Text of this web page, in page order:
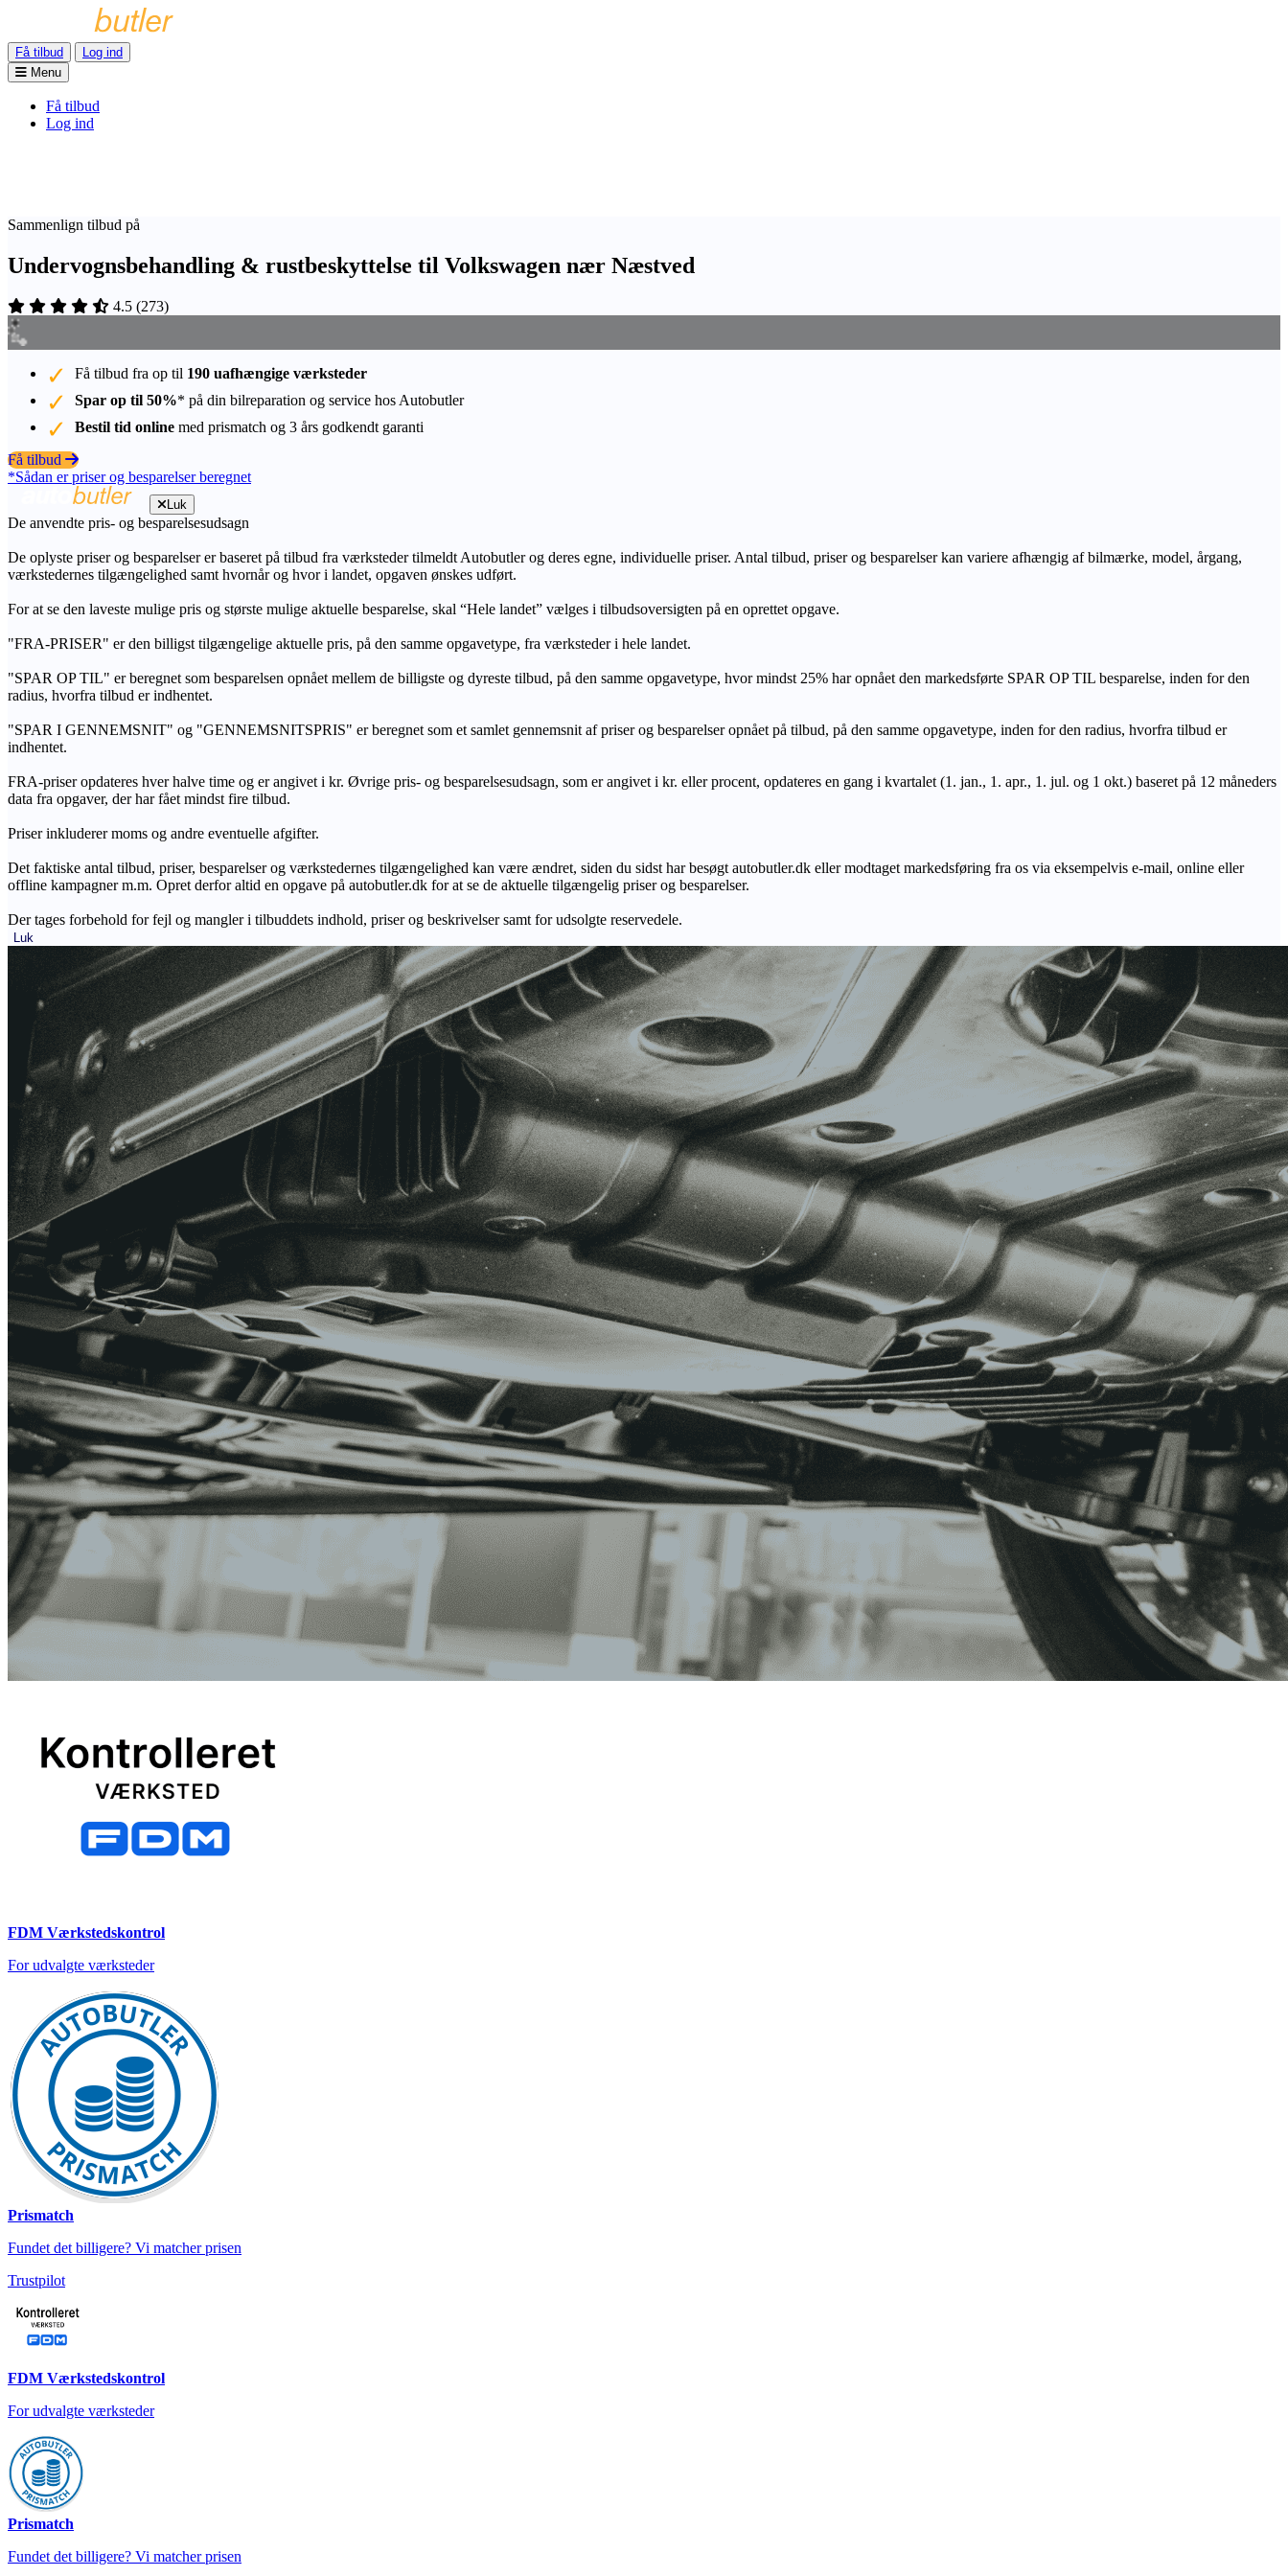
Få tilbud
Log ind
Menu
Få tilbud
Log ind
Sammenlign tilbud på
Undervognsbehandling & rustbeskyttelse til Volkswagen nær Næstved
4.5 (273)
Få tilbud fra op til 190 uafhængige værksteder
Spar op til 50%* på din bilreparation og service hos Autobutler
Bestil tid online med prismatch og 3 års godkendt garanti
Få tilbud
*Sådan er priser og besparelser beregnet
Luk
De anvendte pris- og besparelsesudsagn
De oplyste priser og besparelser er baseret på tilbud fra værksteder tilmeldt Autobutler og deres egne, individuelle priser. Antal tilbud, priser og besparelser kan variere afhængig af bilmærke, model, årgang,
værkstedernes tilgængelighed samt hvornår og hvor i landet, opgaven ønskes udført.
For at se den laveste mulige pris og største mulige aktuelle besparelse, skal “Hele landet” vælges i tilbudsoversigten på en oprettet opgave.
"FRA-PRISER" er den billigst tilgængelige aktuelle pris, på den samme opgavetype, fra værksteder i hele landet.
"SPAR OP TIL" er beregnet som besparelsen opnået mellem de billigste og dyreste tilbud, på den samme opgavetype, hvor mindst 25% har opnået den markedsførte SPAR OP TIL besparelse, inden for den
radius, hvorfra tilbud er indhentet.
"SPAR I GENNEMSNIT" og "GENNEMSNITSPRIS" er beregnet som et samlet gennemsnit af priser og besparelser opnået på tilbud, på den samme opgavetype, inden for den radius, hvorfra tilbud er
indhentet.
FRA-priser opdateres hver halve time og er angivet i kr. Øvrige pris- og besparelsesudsagn, som er angivet i kr. eller procent, opdateres en gang i kvartalet (1. jan., 1. apr., 1. jul. og 1 okt.) baseret på 12 måneders
data fra opgaver, der har fået mindst fire tilbud.
Priser inkluderer moms og andre eventuelle afgifter.
Det faktiske antal tilbud, priser, besparelser og værkstedernes tilgængelighed kan være ændret, siden du sidst har besøgt autobutler.dk eller modtaget markedsføring fra os via eksempelvis e-mail, online eller
offline kampagner m.m. Opret derfor altid en opgave på autobutler.dk for at se de aktuelle tilgængelig priser og besparelser.
Der tages forbehold for fejl og mangler i tilbuddets indhold, priser og beskrivelser samt for udsolgte reservedele.
Luk
FDM Værkstedskontrol
For udvalgte værksteder
Prismatch
Fundet det billigere? Vi matcher prisen
Trustpilot
FDM Værkstedskontrol
For udvalgte værksteder
Prismatch
Fundet det billigere? Vi matcher prisen